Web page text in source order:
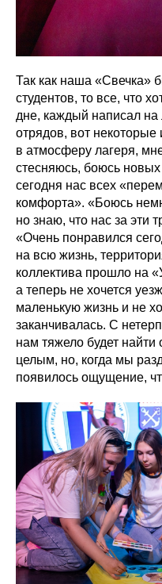
Так как наша «Свечка»
студентов, то все, что
дне, каждый написал на
отрядов, вот некоторые
в атмосферу лагеря,
стесняюсь, боюсь
сегодня нас всех
комфорта». «Боюсь
но знаю, что нас за эти
«Очень понравился
на всю жизнь,
коллектива прошло на
а теперь не хочется
маленькую жизнь и не
заканчивалась. С
нам тяжело будет
целым, но, когда мы
появилось ощущение,